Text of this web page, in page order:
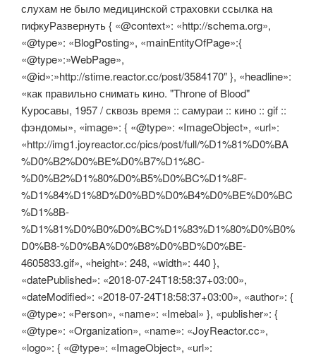
слухам не было медицинской страховки ссылка на
гифкуРазвернуть { «@context»: «http://schema.org»,
«@type»: «BlogPosting», «mainEntityOfPage»:{
«@type»:»WebPage»,
«@id»:»http://stime.reactor.cc/post/3584170″ }, «headline»:
«как правильно снимать кино. "Throne of Blood"
Куросавы, 1957 / сквозь время :: самураи :: кино :: gif ::
фэндомы», «image»: { «@type»: «ImageObject», «url»:
«http://img1.joyreactor.cc/pics/post/full/%D1%81%D0%BA
%D0%B2%D0%BE%D0%B7%D1%8C-
%D0%B2%D1%80%D0%B5%D0%BC%D1%8F-
%D1%84%D1%8D%D0%BD%D0%B4%D0%BE%D0%BC
%D1%8B-
%D1%81%D0%B0%D0%BC%D1%83%D1%80%D0%B0%
D0%B8-%D0%BA%D0%B8%D0%BD%D0%BE-
4605833.gif», «height»: 248, «width»: 440 },
«datePublished»: «2018-07-24T18:58:37+03:00»,
«dateModified»: «2018-07-24T18:58:37+03:00», «author»: {
«@type»: «Person», «name»: «Imebal» }, «publisher»: {
«@type»: «Organization», «name»: «JoyReactor.cc»,
«logo»: { «@type»: «ImageObject», «url»: